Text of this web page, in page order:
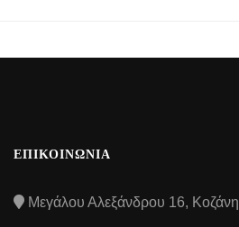
ΕΠΙΚΟΙΝΩΝΙΑ
Μεγάλου Αλεξάνδρου 16, Κοζάνη